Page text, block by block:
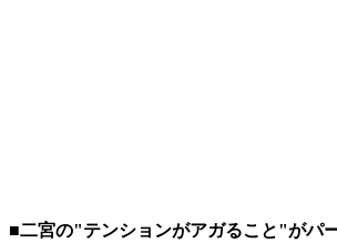
■二宮の"テンションがアガること"がパ